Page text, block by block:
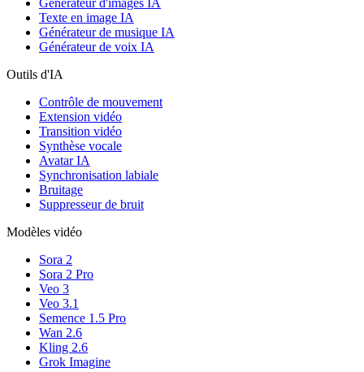
Texte en image IA
Générateur de musique IA
Générateur de voix IA
Outils d'IA
Contrôle de mouvement
Extension vidéo
Transition vidéo
Synthèse vocale
Avatar IA
Synchronisation labiale
Bruitage
Suppresseur de bruit
Modèles vidéo
Sora 2
Sora 2 Pro
Veo 3
Veo 3.1
Semence 1.5 Pro
Wan 2.6
Kling 2.6
Grok Imagine